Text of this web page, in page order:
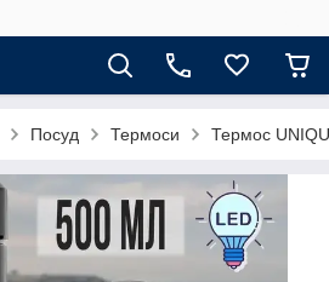
Посуд Термоси Термос